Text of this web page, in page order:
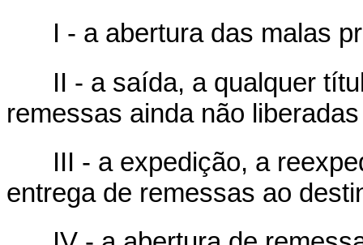
I - a abertura das malas
II - a saída, a qualquer
remessas ainda não
III - a expedição, a
entrega de remessas ao